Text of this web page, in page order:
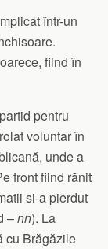
într-un
fiind în
pentru
voluntar în
unde a
front fiind rănit
si-a pierdut
–nn). La
cu Brăgăzile